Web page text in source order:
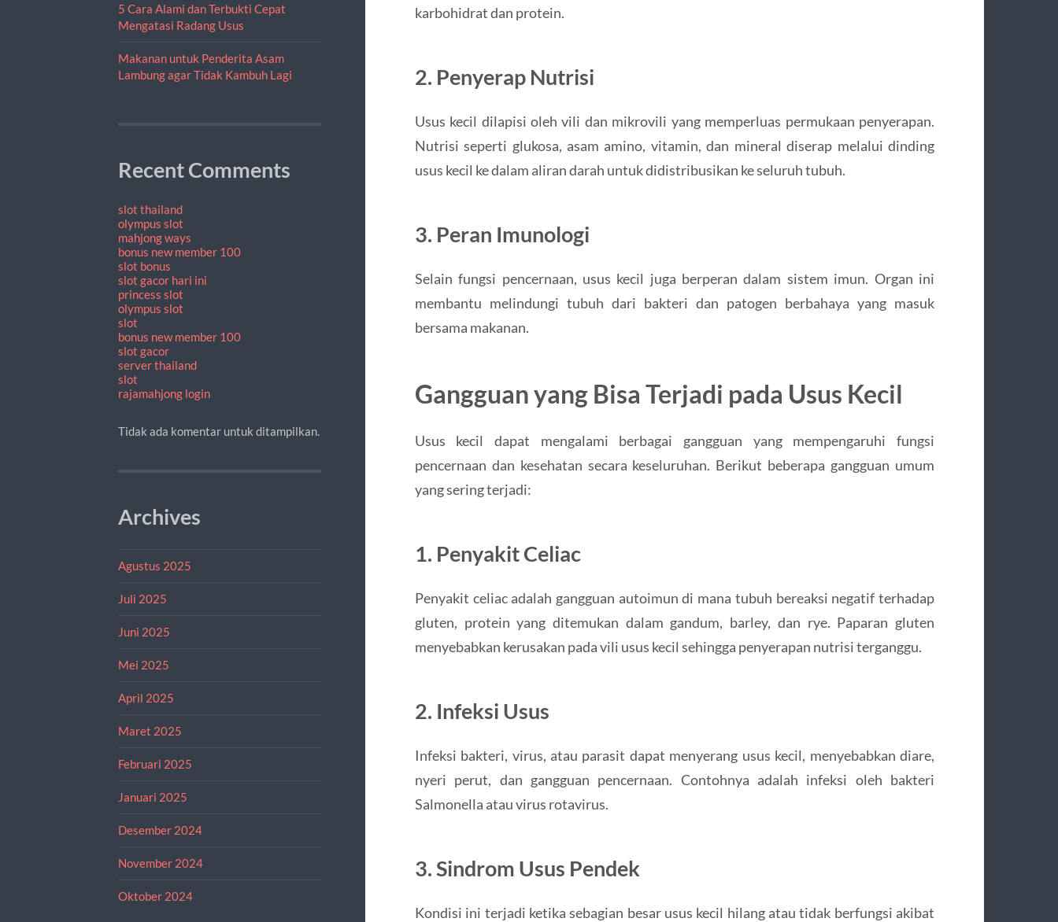
5 Cara Alami dan Terbukti Cepat
Mengatasi Radang Usus
Makanan untuk Penderita Asam
Lambung agar Tidak Kambuh Lagi
Recent Comments
slot thailand
olympus slot
mahjong ways
bonus new member 100
slot bonus
slot gacor hari ini
princess slot
olympus slot
slot
bonus new member 100
slot gacor
server thailand
slot
rajamahjong login
Tidak ada komentar untuk ditampilkan.
Archives
Agustus 2025
Juli 2025
Juni 2025
Mei 2025
April 2025
Maret 2025
Februari 2025
Januari 2025
Desember 2024
November 2024
Oktober 2024
karbohidrat dan protein.
2. Penyerap Nutrisi
Usus kecil dilapisi oleh vili dan mikrovili yang memperluas permukaan penyerapan.
Nutrisi seperti glukosa, asam amino, vitamin, dan mineral diserap melalui dinding
usus kecil ke dalam aliran darah untuk didistribusikan ke seluruh tubuh.
3. Peran Imunologi
Selain fungsi pencernaan, usus kecil juga berperan dalam sistem imun. Organ ini
membantu melindungi tubuh dari bakteri dan patogen berbahaya yang masuk
bersama makanan.
Gangguan yang Bisa Terjadi pada Usus Kecil
Usus kecil dapat mengalami berbagai gangguan yang mempengaruhi fungsi
pencernaan dan kesehatan secara keseluruhan. Berikut beberapa gangguan umum
yang sering terjadi:
1. Penyakit Celiac
Penyakit celiac adalah gangguan autoimun di mana tubuh bereaksi negatif terhadap
gluten, protein yang ditemukan dalam gandum, barley, dan rye. Paparan gluten
menyebabkan kerusakan pada vili usus kecil sehingga penyerapan nutrisi terganggu.
2. Infeksi Usus
Infeksi bakteri, virus, atau parasit dapat menyerang usus kecil, menyebabkan diare,
nyeri perut, dan gangguan pencernaan. Contohnya adalah infeksi oleh bakteri
Salmonella atau virus rotavirus.
3. Sindrom Usus Pendek
Kondisi ini terjadi ketika sebagian besar usus kecil hilang atau tidak berfungsi akibat